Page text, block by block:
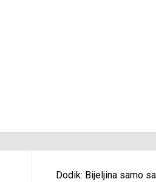
Dodik: Bijeljina samo